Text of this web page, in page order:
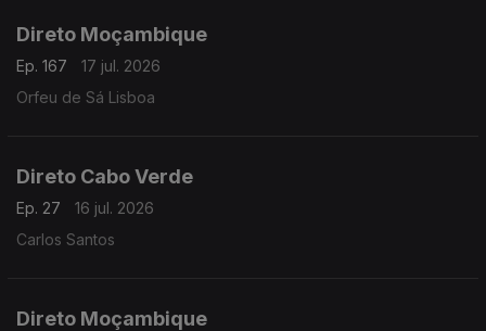
Direto Moçambique
Ep. 167
17 jul. 2026
Orfeu de Sá Lisboa
Direto Cabo Verde
Ep. 27
16 jul. 2026
Carlos Santos
Direto Moçambique